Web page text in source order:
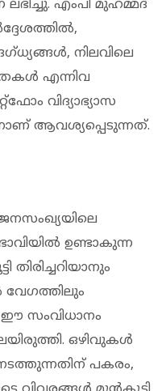
എംപി മുഹമ്മദ്
നിലവിലെ
എന്നിവ
വിദ്യാഭ്യാസ
ആവശ്യപ്പെടുന്നത്.
ഉണ്ടാകുന്ന
ഈ സംവിധാനം
ഒഴിവുകൾ
പകരം,